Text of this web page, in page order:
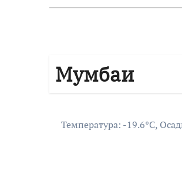
Мумбаи
Температура: -19.6°C,